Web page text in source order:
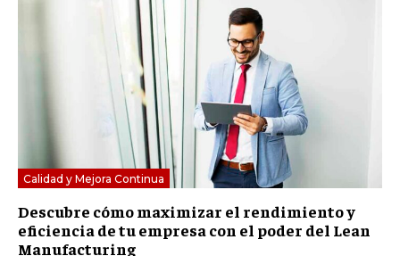
Calidad y Mejora Continua
Descubre cómo maximizar el rendimiento y
eficiencia de tu empresa con el poder del Lean
Manufacturing